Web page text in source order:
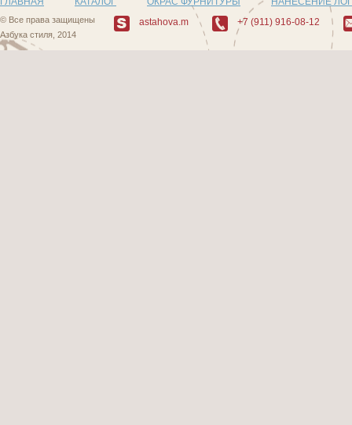
© Все права защищены
Азбука стиля, 2014
astahova.m +7 (911) 916-08-12